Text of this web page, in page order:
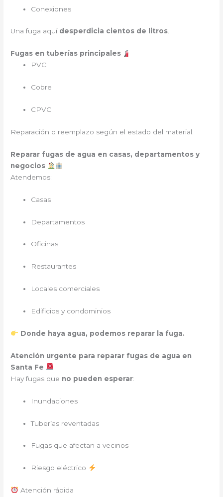
Conexiones
Una fuga aquí desperdicia cientos de litros.
Fugas en tuberías principales
PVC
Cobre
CPVC
Reparación o reemplazo según el estado del material.
Reparar fugas de agua en casas, departamentos y
negocios
Atendemos:
Casas
Departamentos
Oficinas
Restaurantes
Locales comerciales
Edificios y condominios
Donde haya agua, podemos reparar la fuga.
Atención urgente para reparar fugas de agua en
Santa Fe
Hay fugas que no pueden esperar:
Inundaciones
Tuberías reventadas
Fugas que afectan a vecinos
Riesgo eléctrico
Atención rápida